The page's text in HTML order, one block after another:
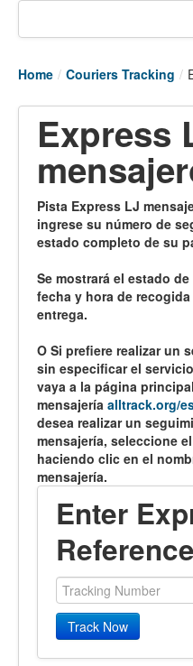
Tracking links
Couriers Tracking
Air Cargo Tracking
Vessel Tracking
Port Of Calls
Home / Couriers Tracking /
Express
Pista Express LJ
ingrese su número de
estado completo de su
Se mostrará el estado
fecha y hora de
entrega.
O Si prefiere realizar un
sin especificar el
vaya a la página
mensajería alltrack.org/
desea realizar un
mensajería, seleccione
haciendo clic en el
mensajería.
Enter
Track Now